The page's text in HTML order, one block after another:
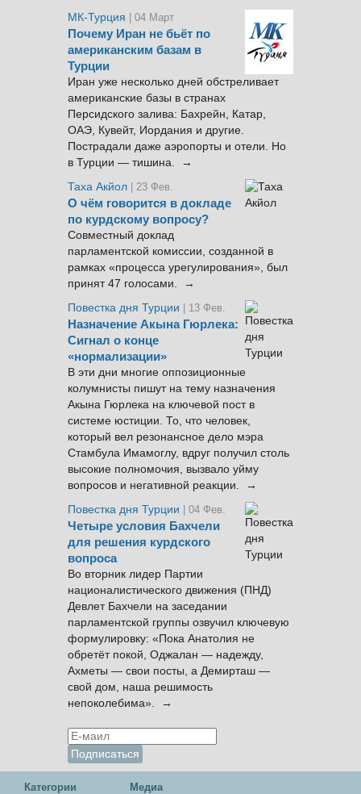
МК-Турция
| 04 Март
Почему Иран не бьёт по
американским базам в
Турции
Иран уже несколько дней обстреливает
американские базы в странах
Персидского залива: Бахрейн, Катар,
ОАЭ, Кувейт, Иордания и другие.
Пострадали даже аэропорты и отели. Но
в Турции — тишина. →
Таха Акйол | 23 Фев.
О чём говорится в докладе
по курдскому вопросу?
Совместный доклад
парламентской комиссии, созданной в
рамках «процесса урегулирования», был
принят 47 голосами. →
Повестка дня Турции
| 13 Фев.
Назначение Акына Гюрлека:
Сигнал о конце
«нормализации»
В эти дни многие оппозиционные
колумнисты пишут на тему назначения
Акына Гюрлека на ключевой пост в
системе юстиции. То, что человек,
который вел резонансное дело мэра
Стамбула Имамоглу, вдруг получил столь
высокие полномочия, вызвало уйму
вопросов и негативной реакции. →
Повестка дня Турции
| 04 Фев.
Четыре условия Бахчели
для решения курдского
вопроса
Во вторник лидер Партии
националистического движения (ПНД)
Девлет Бахчели на заседании
парламентской группы озвучил ключевую
формулировку: «Пока Анатолия не
обретёт покой, Оджалан — надежду,
Ахметы — свои посты, а Демирташ —
свой дом, наша решимость
непоколебима». →
Категории Медиа